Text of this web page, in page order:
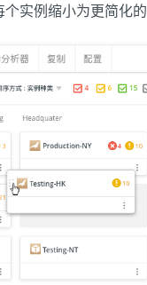
实例缩小为更简化